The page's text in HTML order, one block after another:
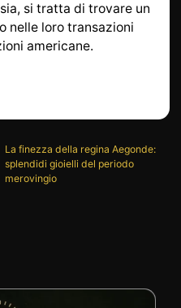
si tratta di trovare un
nelle loro transazioni
americane.
La finezza della regina Aegonde:
splendidi gioielli del periodo
merovingio